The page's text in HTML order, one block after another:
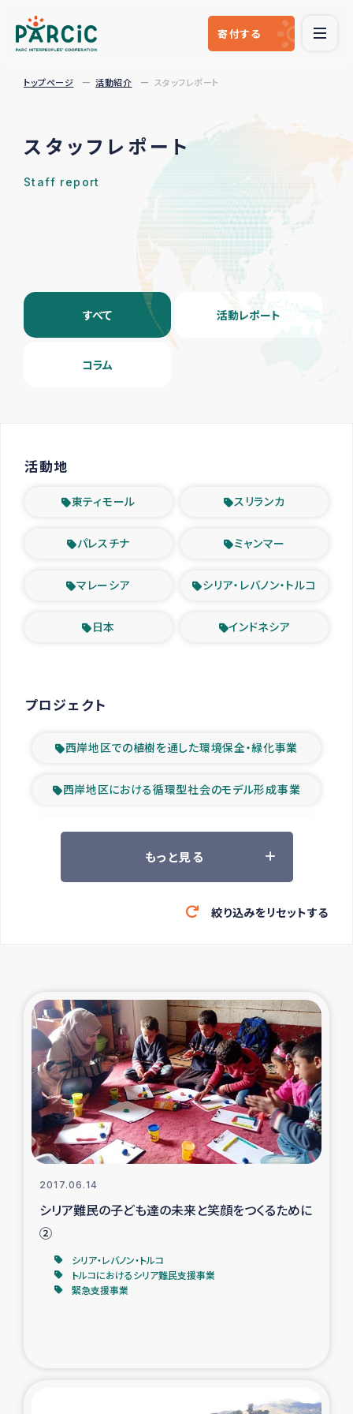
寄付する
トップページ 活動紹介 スタッフレポート
スタッフレポート
Staff report
すべて 活動レポート
コラム
活動地
東ティモール スリランカ
パレスチナ ミャンマー
マレーシア シリア・レバノン・トルコ
日本 インドネシア
プロジェクト
西岸地区での植樹を通した環境保全・緑化事業
西岸地区における循環型社会のモデル形成事業
ツアー参加者の声
緊急救援の時代
東ティモール豪雨緊急支援
大雨による洪水被災者支援
カカオ生産者支援事業
シリア国内避難民・帰還民の生活再建支援
トルコにおけるシリア難民支援事業
インドネシア中部 スラウェシの地震・津波被災者支援
スリランカ ジャフナ県干物事業
もっと見る
絞り込みをリセットする
2017.06.14
シリア難民の子ども達の未来と笑顔をつくるために
②
シリア・レバノン・トルコ
トルコにおけるシリア難民支援事業
緊急支援事業